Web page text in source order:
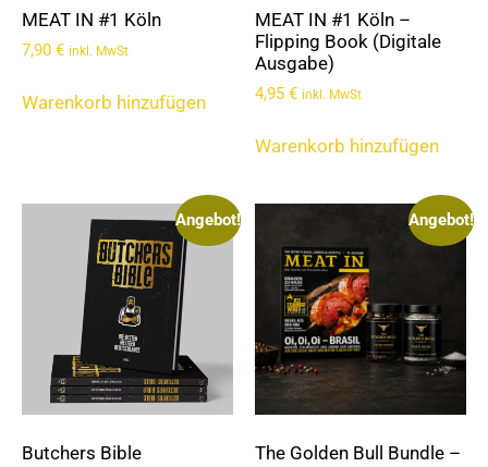
MEAT IN #1 Köln
7,90 € inkl. MwSt
Warenkorb hinzufügen
MEAT IN #1 Köln –
Flipping Book (Digitale
Ausgabe)
4,95 € inkl. MwSt
Warenkorb hinzufügen
Angebot!
Butchers Bible
Angebot!
The Golden Bull Bundle –